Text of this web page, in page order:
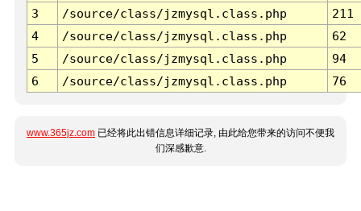
3 /source/class/jzmysql.class.php
211
4
/source/class/jzmysql.class.php
62
5
/source/class/jzmysql.class.php
94
6
/source/class/jzmysql.class.php 76
www.365jz.com 已经将此出错信息详细记录, 由此给您带来的访问不便我
们深感歉意.